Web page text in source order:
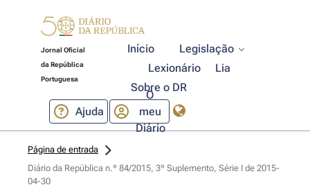
Jornal Oficial
da República
Portuguesa
Início
Legislação
Lexionário
Lia
Sobre o DR
Ajuda
O
meu
Diário
Página de entrada
Diário da República n.º 84/2015, 3º Suplemento, Série I de 2015-
04-30